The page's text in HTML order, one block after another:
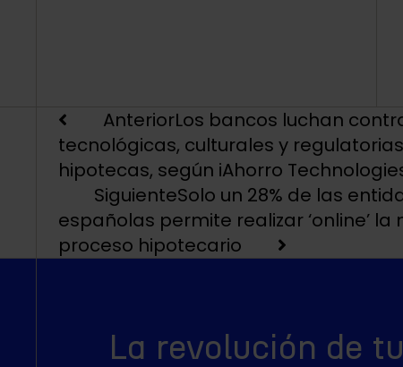
AnteriorLos bancos luchan
tecnológicas, culturales y
hipotecas, según iAhorro
SiguienteSolo un 28% de las
españolas permite realizar ‘online’
proceso hipotecario
La revolución de tu